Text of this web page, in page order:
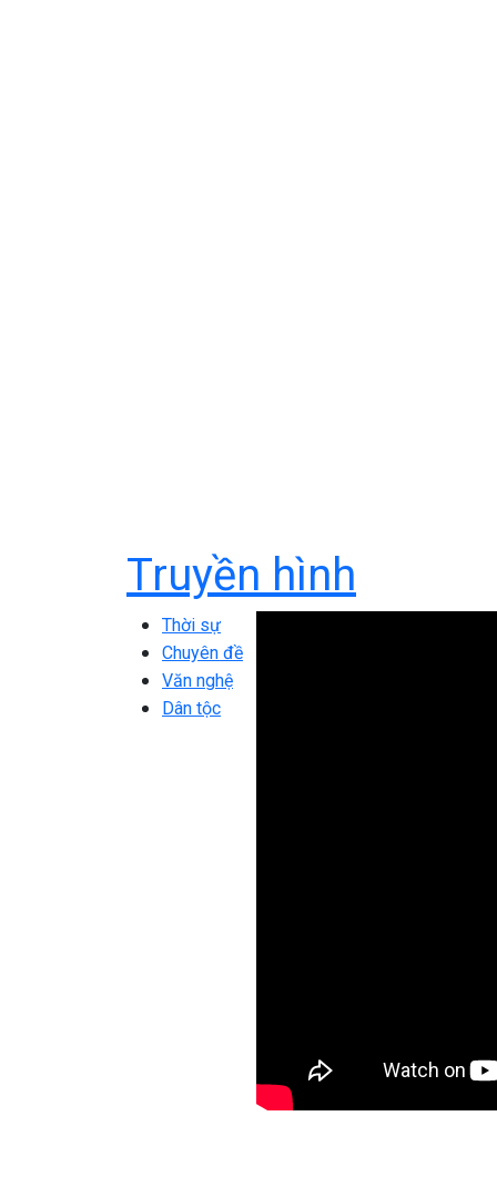
Truyền hình
Thời sự
Chuyên đề
Văn nghệ
Dân tộc